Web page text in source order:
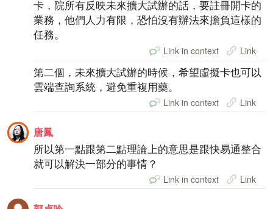
卡，院所有反映未來擴大試辦的話，要註冊開卡的
業務，他們人力有限，恐怕沒有辦法來擔負這樣的
任務。
Link in context Link
第二個，未來擴大試辦的時候，希望虛擬卡也可以
雲端查詢系統，避免重複用藥。
Link in context Link
唐鳳
所以第一點跟第二點理論上的意思是跟快易通整合
就可以解決一部分的事情？
Link in context Link